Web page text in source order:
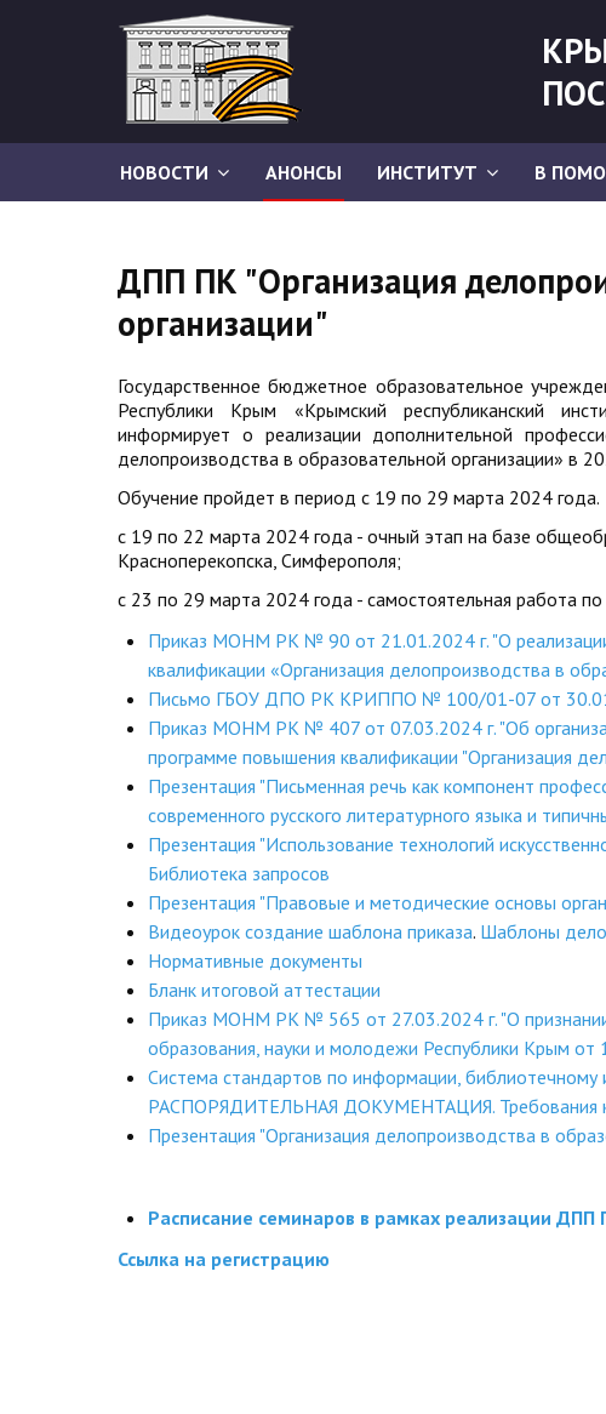
НОВОСТИ АНОНСЫ ИНСТИТУТ В
ДПП ПК "Организация
организации"
Государственное бюджетное образовательное
Республики Крым «Крымский республиканский
информирует о реализации дополнительной
делопроизводства в образовательной организации» в
Обучение пройдет в период с 19 по 29 марта 2024 года.
с 19 по 22 марта 2024 года - очный этап на базе
Красноперекопска, Симферополя;
с 23 по 29 марта 2024 года - самостоятельная работа
Приказ МОНМ РК № 90 от 21.01.2024 г. "О
квалификации «Организация делопроизводства в
Письмо ГБОУ ДПО РК КРИППО № 100/01-07 от
Приказ МОНМ РК № 407 от 07.03.2024 г. "Об
программе повышения квалификации "Организация
Презентация "Письменная речь как компонент
современного русского литературного языка и
Презентация "Использование технологий
Библиотека запросов
Презентация "Правовые и методические основы
Видеоурок создание шаблона приказа. Шаблоны
Нормативные документы
Бланк итоговой аттестации
Приказ МОНМ РК № 565 от 27.03.2024 г. "О
образования, науки и молодежи Республики Крым
Система стандартов по информации,
РАСПОРЯДИТЕЛЬНАЯ ДОКУМЕНТАЦИЯ. Требования
Презентация "Организация делопроизводства в
Расписание семинаров в рамках реализации
Ссылка на регистрацию